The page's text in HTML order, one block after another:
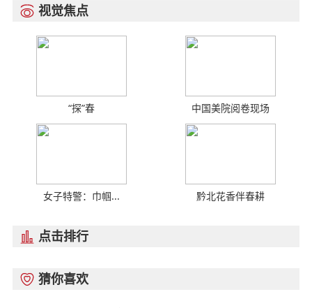
 视觉焦点
“探”春 中国美院阅卷现场
女子特警：巾帼... 黔北花香伴春耕
 点击排行
 猜你喜欢